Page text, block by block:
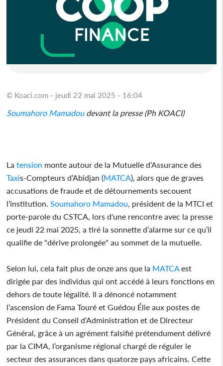
© Koaci.com - jeudi 22 mai 2025 - 16:04
Soumahoro Mamadoudevant la presse (Ph KOACI)
Latension monte autour de la Mutuelle d’Assurance des
Taxis-Compteurs d’Abidjan (MATCA), alors que de graves
accusations de fraude et de détournements secouent
l’institution. Soumahoro Mamadou , président de la MTCI et
porte-parole du CSTCA, lors d'une rencontre avec la presse
ce jeudi 22 mai 2025, a tiré la sonnette d’alarme sur ce qu’il
qualifie de "dérive prolongée" au sommet de la mutuelle.
Selon lui, cela fait plus de onze ans que la MATCA est
dirigée par des individus qui ont accédé à leurs fonctions en
dehors de toute légalité. Il a dénoncé notamment
l’ascension de Fama Touré et Guédou Élie aux postes de
Président du Conseil d’Administration et de Directeur
Général, grâce à un agrément falsifié prétendument délivré
par la CIMA, l’organisme régional chargé de réguler le
secteur des assurances dans quatorze pays africains. Cette